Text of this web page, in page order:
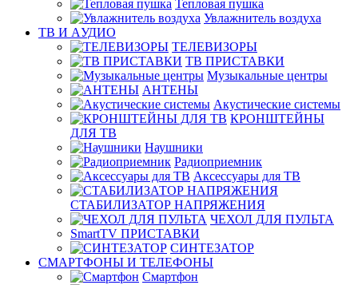
Тепловая пушка
Увлажнитель воздуха
ТВ И AУДИО
ТЕЛЕВИЗОРЫ
ТВ ПРИСТАВКИ
Музыкальные центры
АНТЕНЫ
Акустические системы
КРОНШТЕЙНЫ
ДЛЯ ТВ
Наушники
Радиоприемник
Аксессуары для ТВ
СТАБИЛИЗАТОР НАПРЯЖЕНИЯ
ЧЕХОЛ ДЛЯ ПУЛЬТА
SmartTV ПРИСТАВКИ
СИНТЕЗАТОР
СМАРТФОНЫ И ТЕЛЕФОНЫ
Смартфон